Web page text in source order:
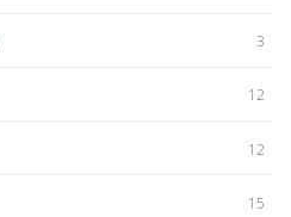
3
12
12
15